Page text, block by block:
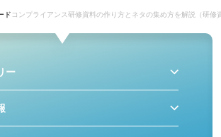
ド コンプライアンス研修資料の作り方とネタの集め方を解説（研修
ー